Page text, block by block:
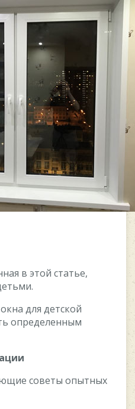
в этой статье,
для детской
определенным
советы опытных